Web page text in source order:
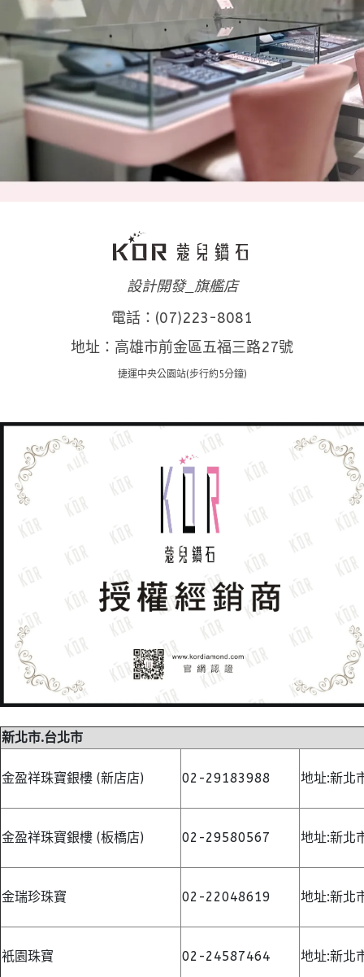
設計開發_旗艦店
電話：(07)223-8081
地址：高雄市前金區五福三路27號
捷運中央公園站(步行約5分鐘)
新北市.台北市
金盈祥珠寶銀樓 (新店店) 02-29183988 地址:新北
金盈祥珠寶銀樓 (板橋店) 02-29580567 地址:新北
金瑞珍珠寶 02-22048619 地址:新北
衹園珠寶 02-24587464 地址:新北